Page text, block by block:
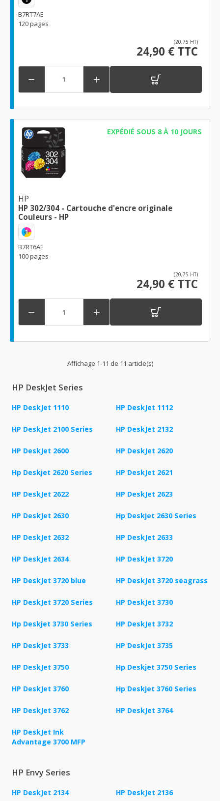
B7RT7AE
120 pages
(20,75 HT)
24,90 € TTC
 
EXPÉDIÉ SOUS 8 À 10 JOURS
HP
HP 302/304 - Cartouche d'encre originale
Couleurs - HP
1
B7RT6AE
100 pages
(20,75 HT)
24,90 € TTC
 
Affichage 1-11 de 11 article(s)
HP DeskJet Series
HP DeskJet 1110 HP DeskJet 1112
HP DeskJet 2100 Series HP DeskJet 2132
HP DeskJet 2600 HP DeskJet 2620
Hp Deskjet 2620 Series HP DeskJet 2621
HP DeskJet 2622 HP DeskJet 2623
HP DeskJet 2630 Hp Deskjet 2630 Series
HP DeskJet 2632 HP DeskJet 2633
HP DeskJet 2634 HP DeskJet 3720
HP DeskJet 3720 blue HP DeskJet 3720 seagrass
HP DeskJet 3720 Series HP DeskJet 3730
Hp Deskjet 3730 Series HP DeskJet 3732
HP DeskJet 3733 HP DeskJet 3735
HP DeskJet 3750 Hp Deskjet 3750 Series
HP DeskJet 3760 Hp Deskjet 3760 Series
HP DeskJet 3762 HP DeskJet 3764
HP DeskJet Ink
Advantage 3700 MFP
HP Envy Series
HP DeskJet 2134 HP DeskJet 2136